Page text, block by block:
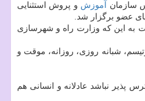
سازمان آموزش و پروش استثنایی
عضو برگزار شد.
و با عنایت به این که وزارت راه و شهرسازی
تشکیل داده اند، اظهار داشت: هم اکنون ۳۵۰۰ مرکز بهزیستی در چارچوب ۱۳ تیپ همچون مراکز اوتیسم، شبانه روزی، روزانه، موقت و
نباشد عادلانه و انسانی هم